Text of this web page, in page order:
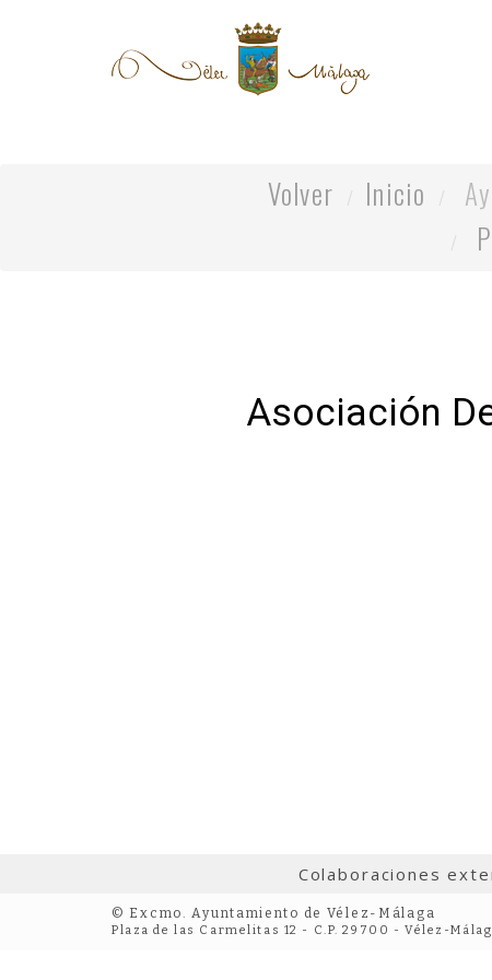
Volver Inicio
Asociación
Colaboraciones
© Excmo. Ayuntamiento de Vélez-Málaga
Plaza de las Carmelitas 12 - C.P. 29700 - Vélez-